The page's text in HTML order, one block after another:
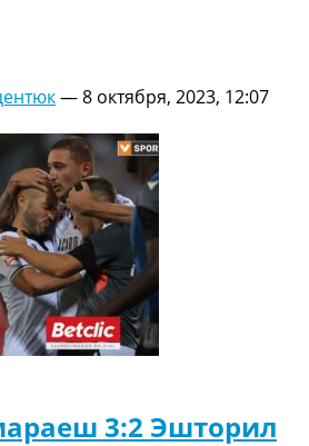
—8 октября, 2023, 12:07
3:2 Эшторил